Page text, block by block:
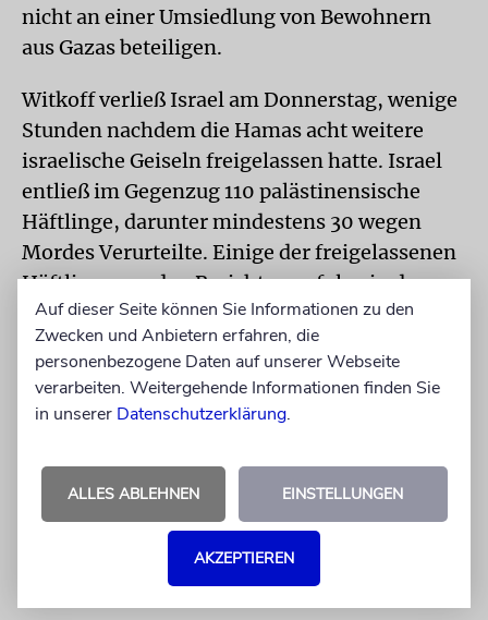
nicht an einer Umsiedlung von Bewohnern
aus Gazas beteiligen.
Witkoff verließ Israel am Donnerstag, wenige
Stunden nachdem die Hamas acht weitere
israelische Geiseln freigelassen hatte. Israel
entließ im Gegenzug 110 palästinensische
Häftlinge, darunter mindestens 30 wegen
Mordes Verurteilte. Einige der freigelassenen
Häftlinge wurden Berichten zufolge in den
Gazastreifen gebracht. Mehrere sollen im
Rahmen des Abkommens wegen der Schwere
ihrer Straftaten ins Ausland gebracht werden.
Aus Empörung über chaotische Szenen bei der
Gazas hatte Israels Regierung die Freilassung
der Häftlinge zunächst aufgeschoben.dpa/ja
Auf dieser Seite können Sie Informationen zu den
Zwecken und Anbietern erfahren, die
personenbezogene Daten auf unserer Webseite
verarbeiten. Weitergehende Informationen finden Sie
in unserer Datenschutzerklärung.
ALLES ABLEHNEN EINSTELLUNGEN
AKZEPTIEREN